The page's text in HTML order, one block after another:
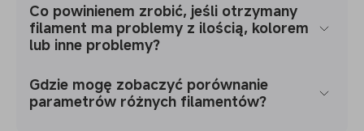
Co powinienem zrobić, jeśli otrzymany
filament ma problemy z ilością, kolorem
lub inne problemy?
Gdzie mogę zobaczyć porównanie
parametrów różnych filamentów?